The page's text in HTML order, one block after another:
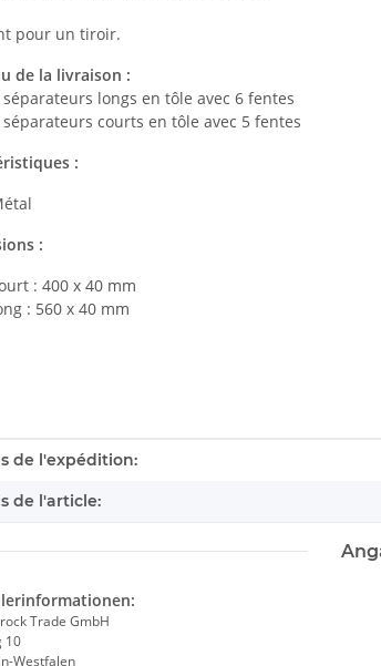
pour un tiroir.
de la livraison :
séparateurs longs en tôle avec 6 fentes
séparateurs courts en tôle avec 5 fentes
:
:
: 400 x 40 mm
: 560 x 40 mm
de l'expédition:
de l'article:
Trade GmbH
10
Westfalen